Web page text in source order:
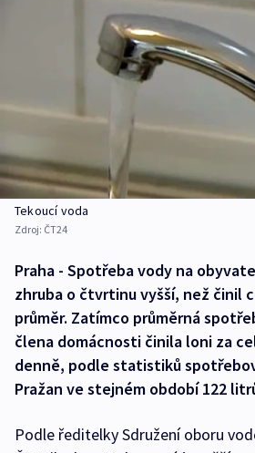
Tekoucí voda
Zdroj: ČT24
Praha - Spotřeba vody na
zhruba o čtvrtinu vyšší, než činil
průměr. Zatímco průměrná
člena domácnosti činila loni za
denně, podle statistiků
Pražan ve stejném období 122
Podle ředitelky Sdružení oboru